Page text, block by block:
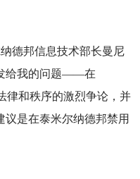
德邦信息技术部长曼尼
给我的问题——在
律和秩序的激烈争论，并
议是在泰米尔纳德邦禁用